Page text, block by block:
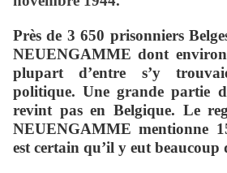
Près de 3 650 prisonniers
NEUENGAMME dont
plupart d’entre s’y
politique.Une grande partie
revint pas en Belgique. Le
NEUENGAMME mentionne
est certain qu’il y eut beaucoup